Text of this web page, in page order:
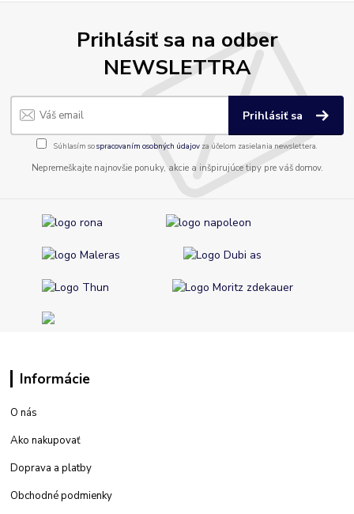
Prihlásiť sa na odber
NEWSLETTRA
Prihlásiť sa
Súhlasím sospracovaním osobných údajov za účelom zasielania newslettera.
Nepremeškajte najnovšie ponuky, akcie a inšpirujúce tipy pre váš domov.
Informácie
O nás
Ako nakupovať
Doprava a platby
Obchodné podmienky